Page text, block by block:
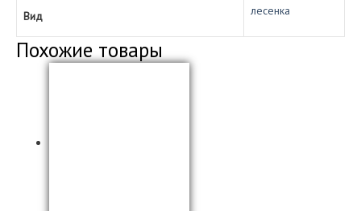
Вид лесенка
Похожие товары